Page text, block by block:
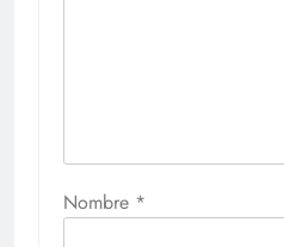
Nombre *